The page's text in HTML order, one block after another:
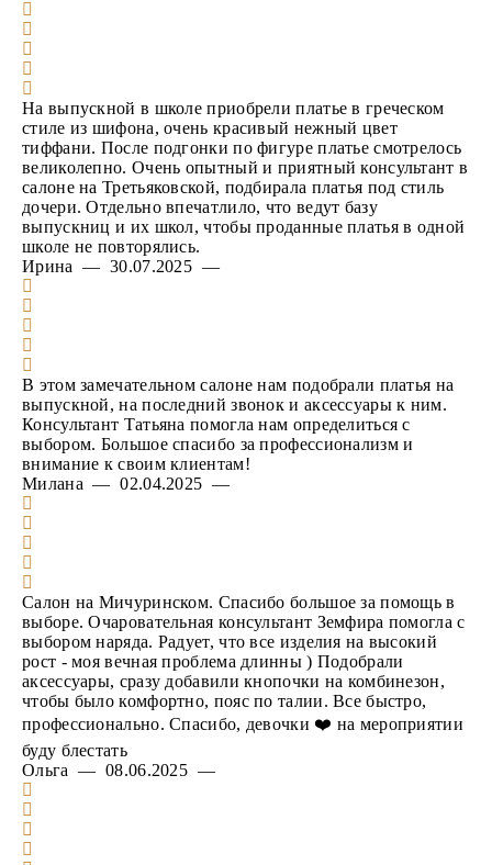
На выпускной в школе приобрели платье в греческом
стиле из шифона, очень красивый нежный цвет
тиффани. После подгонки по фигуре платье смотрелось
великолепно. Очень опытный и приятный консультант в
салоне на Третьяковской, подбирала платья под стиль
дочери. Отдельно впечатлило, что ведут базу
выпускниц и их школ, чтобы проданные платья в одной
школе не повторялись.
Ирина — 30.07.2025 —
В этом замечательном салоне нам подобрали платья на
выпускной, на последний звонок и аксессуары к ним.
Консультант Татьяна помогла нам определиться с
выбором. Большое спасибо за профессионализм и
внимание к своим клиентам!
Милана — 02.04.2025 —
Салон на Мичуринском. Спасибо большое за помощь в
выборе. Очаровательная консультант Земфира помогла с
выбором наряда. Радует, что все изделия на высокий
рост - моя вечная проблема длинны ) Подобрали
аксессуары, сразу добавили кнопочки на комбинезон,
чтобы было комфортно, пояс по талии. Все быстро,
профессионально. Спасибо, девочки ❤️ на мероприятии
буду блестать
Ольга — 08.06.2025 —